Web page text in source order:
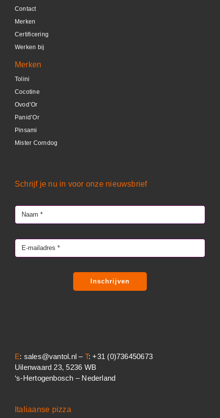
Contact
Merken
Certificering
Werken bij
Merken
Tolini
Cocotine
Ovod’Or
Panid’Or
Pinsami
Mister Corndog
Italiaanse pizza
Schrijf je nu in voor onze nieuwsbrief
Inschrijven
E: sales@vantol.nl – T: +31 (0)736450673
Uilenwaard 23, 5236 WB
‘s-Hertogenbosch – Nederland